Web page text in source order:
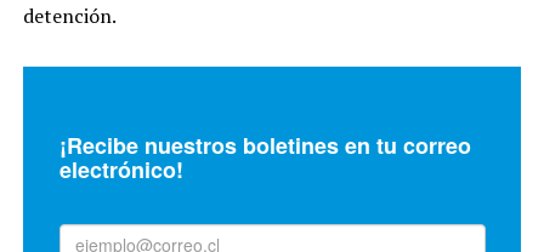
detención.